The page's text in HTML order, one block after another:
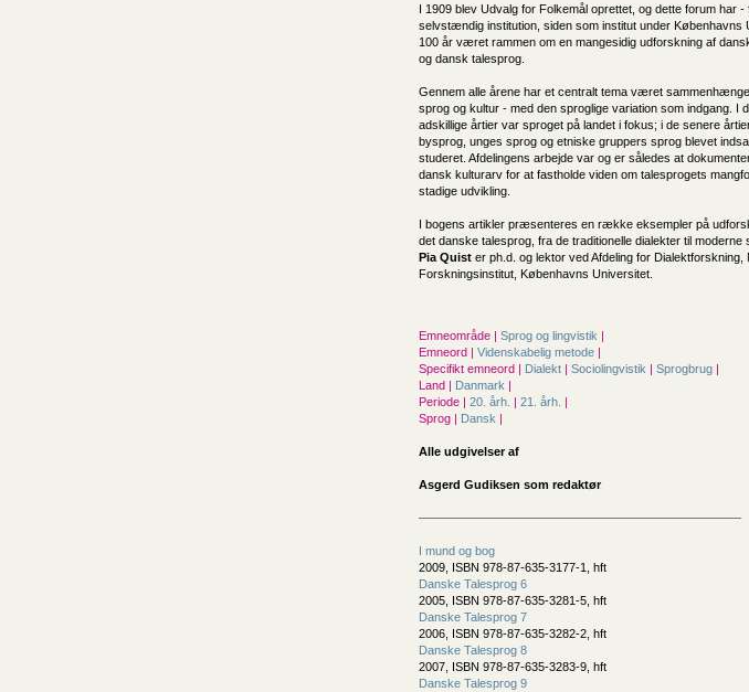
I 1909 blev Udvalg for Folkemål oprettet, og dette forum har
selvstændig institution, siden som institut under Københavns
100 år været rammen om en mangesidig udforskning af
og dansk talesprog.
Gennem alle årene har et centralt tema været
sprog og kultur - med den sproglige variation som indgang. I
adskillige årtier var sproget på landet i fokus; i de senere
bysprog, unges sprog og etniske gruppers sprog blevet
studeret. Afdelingens arbejde var og er således at
dansk kulturarv for at fastholde viden om talesprogets
stadige udvikling.
I bogens artikler præsenteres en række eksempler på
det danske talesprog, fra de traditionelle dialekter til moderne
Pia Quist er ph.d. og lektor ved Afdeling for Dialektforskning,
Forskningsinstitut, Københavns Universitet.
Emneområde | Sprog og lingvistik |
Emneord | Videnskabelig metode |
Specifikt emneord | Dialekt | Sociolingvistik | Sprogbrug |
Land | Danmark |
Periode | 20. årh. | 21. årh. |
Sprog | Dansk |
Alle udgivelser af
Asgerd Gudiksen som redaktør
I mund og bog
2009, ISBN 978-87-635-3177-1, hft
Danske Talesprog 6
2005, ISBN 978-87-635-3281-5, hft
Danske Talesprog 7
2006, ISBN 978-87-635-3282-2, hft
Danske Talesprog 8
2007, ISBN 978-87-635-3283-9, hft
Danske Talesprog 9